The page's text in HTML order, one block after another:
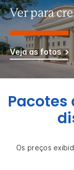
Ver para
Veja as fotos
Pacotes
Os preços